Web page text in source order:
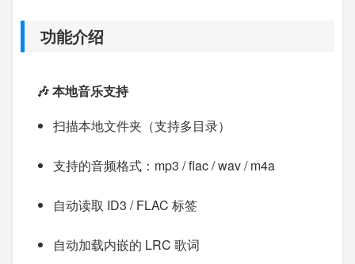
功能介绍
🎶 本地音乐支持
扫描本地文件夹（支持多目录）
支持的音频格式：mp3 / flac / wav / m4a
自动读取 ID3 / FLAC 标签
自动加载内嵌的 LRC 歌词